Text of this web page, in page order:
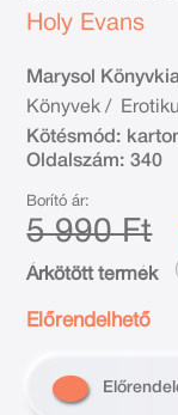
Holy Evans
Marysol
Könyvek /
Kötésmód:
Oldalszám: 340
Borító ár:
5 990 Ft
Árkötött termék
Előrendelhető